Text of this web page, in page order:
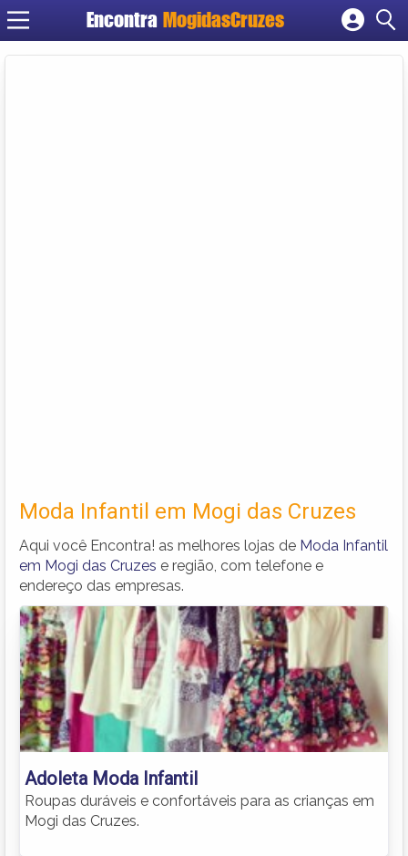
Encontra MogidasCruzes
Cadastrar empresa
Moda Infantil em Mogi das Cruzes
Aqui você Encontra! as melhores lojas de Moda Infantil
em Mogi das Cruzes e região, com telefone e
endereço das empresas.
Adoleta Moda Infantil
Roupas duráveis e confortáveis para as crianças em
Mogi das Cruzes.